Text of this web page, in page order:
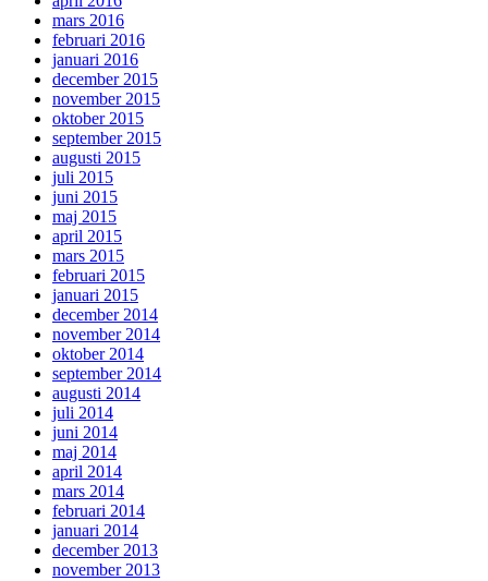
mars 2016
februari 2016
januari 2016
december 2015
november 2015
oktober 2015
september 2015
augusti 2015
juli 2015
juni 2015
maj 2015
april 2015
mars 2015
februari 2015
januari 2015
december 2014
november 2014
oktober 2014
september 2014
augusti 2014
juli 2014
juni 2014
maj 2014
april 2014
mars 2014
februari 2014
januari 2014
december 2013
november 2013